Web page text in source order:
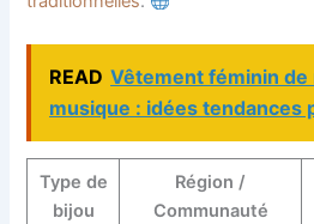
READ Vêtement féminin de
musique : idées tendances
Type de
bijou
Région /
Communauté